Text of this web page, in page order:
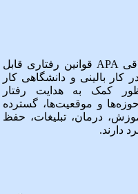
۱۰ استاندارد موجود در کدهای اخلاقی APA قوانین رفتاری قابل
بالینی و دانشگاهی کار
کمک به هدایت رفتار
و موقعیت‌ها، گسترده
درمان، تبلیغات، حفظ